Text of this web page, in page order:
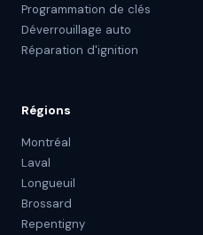
Programmation de clés
Déverrouillage auto
Réparation d'ignition
Régions
Montréal
Laval
Longueuil
Brossard
Repentigny